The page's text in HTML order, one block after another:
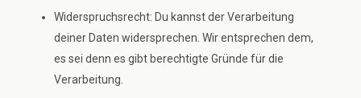
Widerspruchsrecht: Du kannst der Verarbeitung
deiner Daten widersprechen. Wir entsprechen dem,
es sei denn es gibt berechtigte Gründe für die
Verarbeitung.